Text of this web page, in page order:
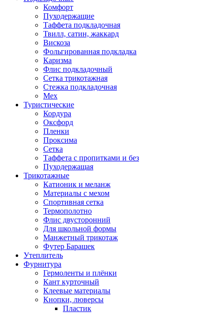
Комфорт
Пуходержащие
Таффета подкладочная
Твилл, сатин, жаккард
Вискоза
Фольгированная подкладка
Каризма
Флис подкладочный
Сетка трикотажная
Стежка подкладочная
Мех
Туристические
Кордура
Оксфорд
Пленки
Проксима
Сетка
Таффета с пропитками и без
Пуходержащая
Трикотажные
Катионик и меланж
Материалы с мехом
Спортивная сетка
Термополотно
Флис двусторонний
Для школьной формы
Манжетный трикотаж
Футер Барашек
Утеплитель
Фурнитура
Гермоленты и плёнки
Кант курточный
Клеевые материалы
Кнопки, люверсы
Пластик